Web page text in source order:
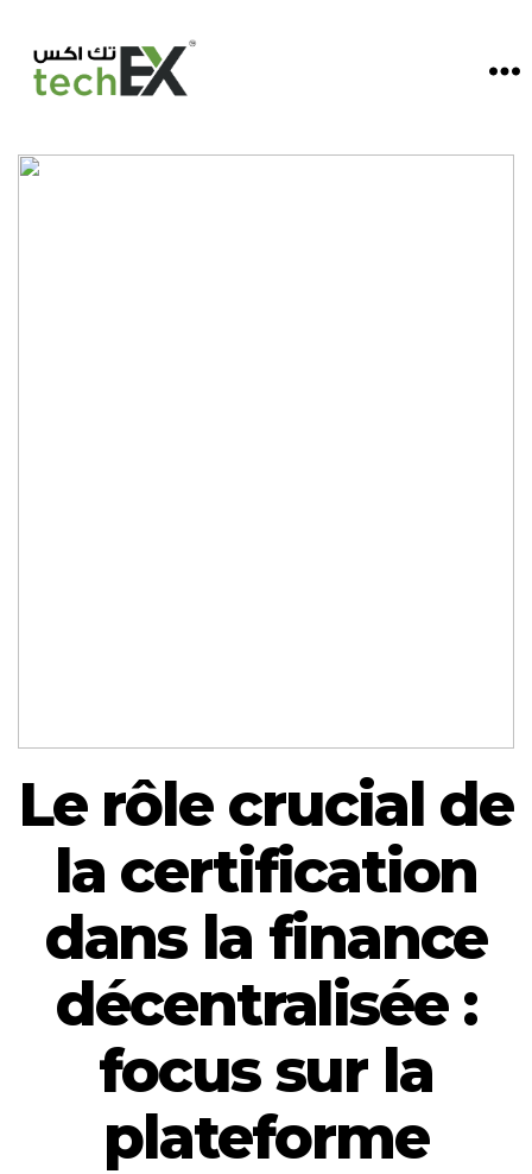
Le rôle crucial de
la certification
dans la finance
décentralisée :
focus sur la
plateforme